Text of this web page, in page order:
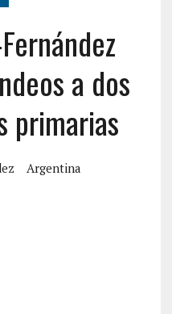
a dos
primarias
Argentina